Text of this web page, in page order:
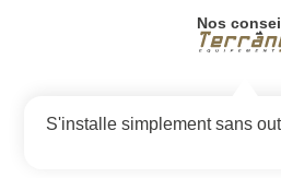
Nos
S'installe simplement sans